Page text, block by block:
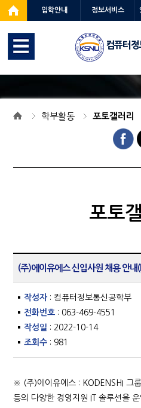
입학안내 정보서비스
컴퓨터
학부활동 포토갤러리
포토
(주)에이유에스 신입사원 채용 안내
작성자 : 컴퓨터정보통신공학부
전화번호 : 063-469-4551
작성일 : 2022-10-14
조회수 : 981
※ (주)에이유에스 : KODENSHI 그
등의 다양한 경영지원 IT 솔루션을